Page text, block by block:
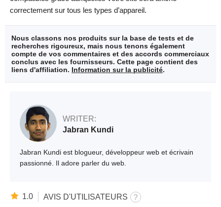
correctement sur tous les types d’appareil.
Nous classons nos produits sur la base de tests et de
recherches rigoureux, mais nous tenons également
compte de vos commentaires et des accords commerciaux
conclus avec les fournisseurs. Cette page contient des
liens d'affiliation. Information sur la publicité.
WRITER:
Jabran Kundi
Jabran Kundi est blogueur, développeur web et écrivain
passionné. Il adore parler du web.
1.0 AVIS D'UTILISATEURS